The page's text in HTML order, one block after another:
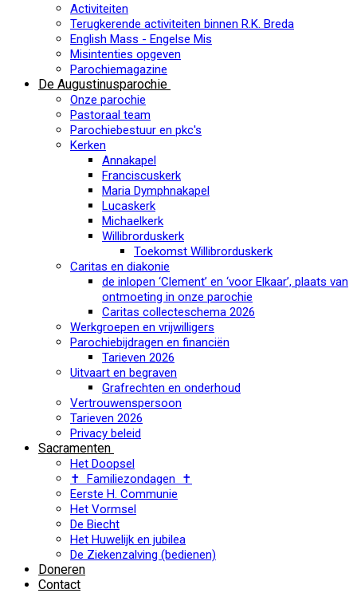
Activiteiten
Terugkerende activiteiten binnen R.K. Breda
English Mass - Engelse Mis
Misintenties opgeven
Parochiemagazine
De Augustinusparochie
Onze parochie
Pastoraal team
Parochiebestuur en pkc's
Kerken
Annakapel
Franciscuskerk
Maria Dymphnakapel
Lucaskerk
Michaelkerk
Willibrorduskerk
Toekomst Willibrorduskerk
Caritas en diakonie
de inlopen ‘Clement’ en ‘voor Elkaar’, plaats van
ontmoeting in onze parochie
Caritas collecteschema 2026
Werkgroepen en vrijwilligers
Parochiebijdragen en financiën
Tarieven 2026
Uitvaart en begraven
Grafrechten en onderhoud
Vertrouwenspersoon
Tarieven 2026
Privacy beleid
Sacramenten
Het Doopsel
✝ Familiezondagen ✝
Eerste H. Communie
Het Vormsel
De Biecht
Het Huwelijk en jubilea
De Ziekenzalving (bedienen)
Doneren
Contact